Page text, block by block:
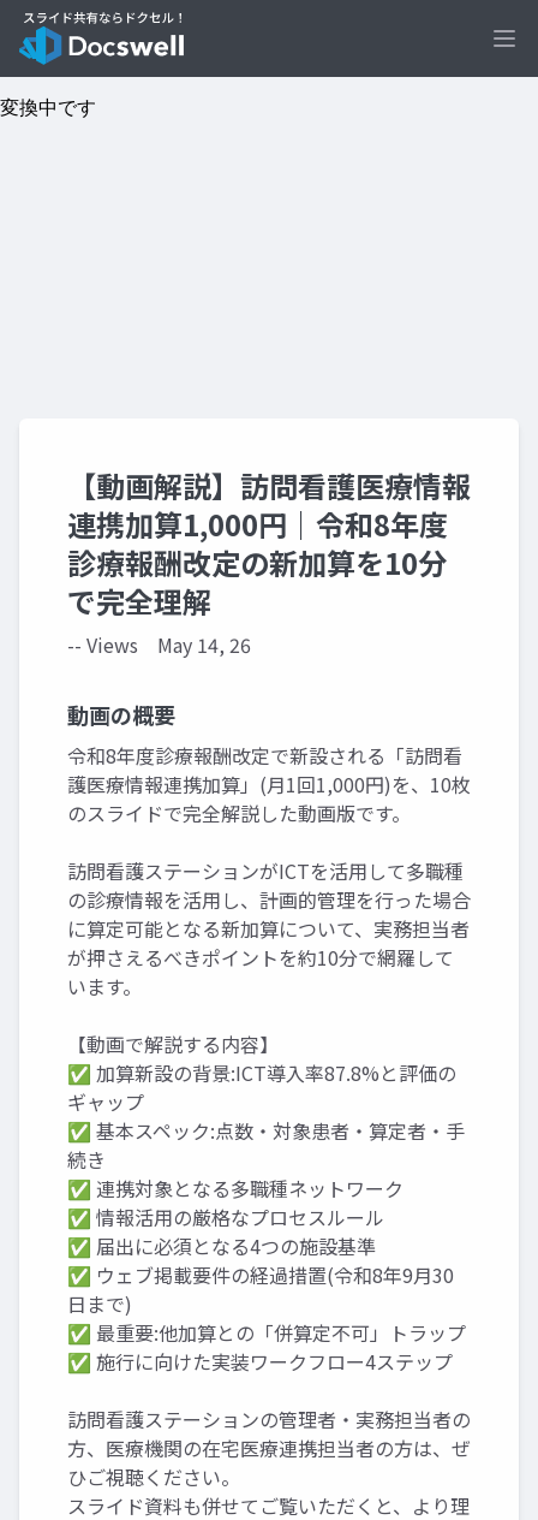
【動画解説】訪問看護医療情報
連携加算1,000円｜令和8年度
診療報酬改定の新加算を10分
で完全理解
-- Views May 14, 26
動画の概要
令和8年度診療報酬改定で新設される「訪問看
護医療情報連携加算」(月1回1,000円)を、10枚
のスライドで完全解説した動画版です。
訪問看護ステーションがICTを活用して多職種
の診療情報を活用し、計画的管理を行った場合
に算定可能となる新加算について、実務担当者
が押さえるべきポイントを約10分で網羅して
います。
【動画で解説する内容】
✅ 加算新設の背景:ICT導入率87.8%と評価の
ギャップ
✅ 基本スペック:点数・対象患者・算定者・手
続き
✅ 連携対象となる多職種ネットワーク
✅ 情報活用の厳格なプロセスルール
✅ 届出に必須となる4つの施設基準
✅ ウェブ掲載要件の経過措置(令和8年9月30
日まで)
✅ 最重要:他加算との「併算定不可」トラップ
✅ 施行に向けた実装ワークフロー4ステップ
訪問看護ステーションの管理者・実務担当者の
方、医療機関の在宅医療連携担当者の方は、ぜ
ひご視聴ください。
スライド資料も併せてご覧いただくと、より理